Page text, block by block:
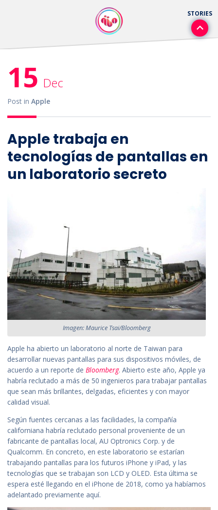
15 Dec
Post in Apple
Apple trabaja en
tecnologías de pantallas en
un laboratorio secreto
Imagen: Maurice Tsai/Bloomberg
Apple ha abierto un laboratorio al norte de Taiwan para
desarrollar nuevas pantallas para sus dispositivos móviles, de
acuerdo a un reporte de Bloomberg. Abierto este año, Apple ya
habría reclutado a más de 50 ingenieros para trabajar pantallas
que sean más brillantes, delgadas, eficientes y con mayor
calidad visual.
Según fuentes cercanas a las facilidades, la compañía
californiana habría reclutado personal proveniente de un
fabricante de pantallas local, AU Optronics Corp. y de
Qualcomm. En concreto, en este laboratorio se estarían
trabajando pantallas para los futuros iPhone y iPad, y las
tecnologías que se trabajan son LCD y OLED. Esta última se
espera esté llegando en el iPhone de 2018, como ya habíamos
adelantado previamente aquí.